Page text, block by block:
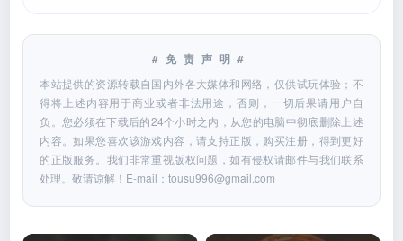
#免责声明#
本站提供的资源转载自国内外各大媒体和网络，仅供试玩体验；不
得将上述内容用于商业或者非法用途，否则，一切后果请用户自
负。您必须在下载后的24个小时之内，从您的电脑中彻底删除上述
内容。如果您喜欢该游戏内容，请支持正版，购买注册，得到更好
的正版服务。我们非常重视版权问题，如有侵权请邮件与我们联系
处理。敬请谅解！E-mail：tousu996@gmail.com